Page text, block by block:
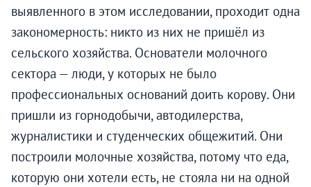
выявленного в этом исследовании, проходит одна
закономерность: никто из них не пришёл из
сельского хозяйства. Основатели молочного
сектора — люди, у которых не было
профессиональных оснований доить корову. Они
пришли из горнодобычи, автодилерства,
журналистики и студенческих общежитий. Они
построили молочные хозяйства, потому что еда,
которую они хотели есть, не стояла ни на одной